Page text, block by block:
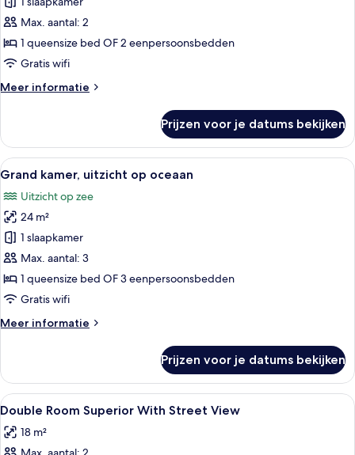
stad
twee-
of
2
eenpersoonsbedden,
uitzicht
binnenplaats
laden
Max. aantal: 2
1 queensize bed OF 2 eenpersoonsbedden
Gratis wifi
Meer informatie
Meer
1
twee-
of
eenpersoonsbedden,
uitzicht
op
binnenplaats
Prijzen voor je datums bekijken
Alle
foto's
voor
Grand
kamer,
uitzicht
op
oceaan
Een balkon met uitzicht op een druk
9
Grand kamer, uitzicht op oceaan
Uitzicht op zee
24 m²
1 slaapkamer
Max. aantal: 3
1 queensize bed OF 3 eenpersoonsbedden
Gratis wifi
Meer informatie
Meer
kamer,
uitzicht
op
Prijzen voor je datums bekijken
Alle
foto's
voor
Een hotelkamer met een bed, een
6
Double Room Superior With Street View
18 m²